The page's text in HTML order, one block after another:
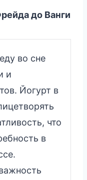
до Ванги
во сне
и
Йогурт в
что
в